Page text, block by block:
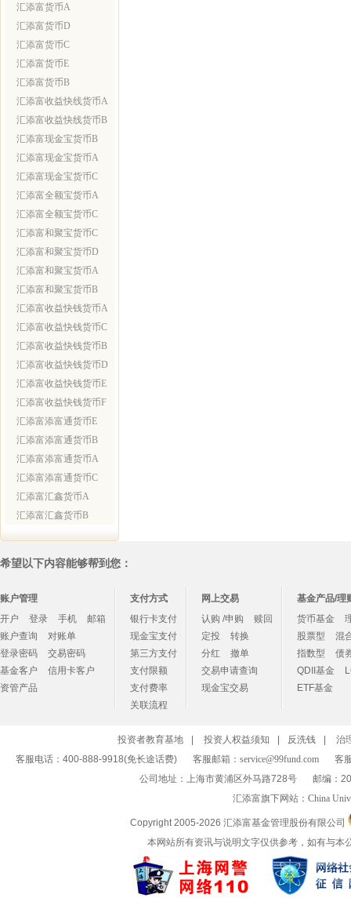
汇添富货币A
汇添富货币D
汇添富货币C
汇添富货币E
汇添富货币B
汇添富收益快线货币A
汇添富收益快线货币B
汇添富现金宝货币B
汇添富现金宝货币A
汇添富现金宝货币C
汇添富全额宝货币A
汇添富全额宝货币C
汇添富和聚宝货币C
汇添富和聚宝货币D
汇添富和聚宝货币A
汇添富和聚宝货币B
汇添富收益快钱货币A
汇添富收益快钱货币C
汇添富收益快钱货币B
汇添富收益快钱货币D
汇添富收益快钱货币E
汇添富收益快钱货币F
汇添富添富通货币E
汇添富添富通货币B
汇添富添富通货币A
汇添富添富通货币C
汇添富汇鑫货币A
汇添富汇鑫货币B
希望以下内容能够帮到您：
账户管理
开户
登录 手机
邮箱
账户查询
对账单
登录密码
交易密码
基金客户
信用卡客户
资管产品
支付方式
银行卡支付
现金宝支付
第三方支付
支付限额
支付费率
关联流程
网上交易
认购 /申购
赎回
定投
转换
分红
撤单
交易申请查询
现金宝交易
基金产品/理
货币基金
股票型
混
指数型
债
QDII基金
ETF基金
投资者教育基地 投资人权益须知 反洗钱
治
客服电话：400-888-9918(免长途话费)
客服邮箱： service@99fund.com
客
公司地址：上海市黄浦区外马路728号
邮编：
汇添富旗下网站： China
Copyright 2005-2026 汇添富基金管理股份有限公司
本网站所有资讯与说明文字仅供参考，如有与本